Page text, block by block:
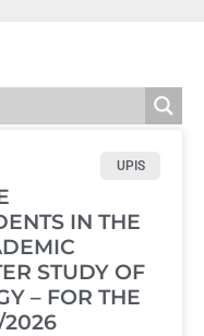
UPIS
IN THE
STUDY OF
– FOR THE
2026